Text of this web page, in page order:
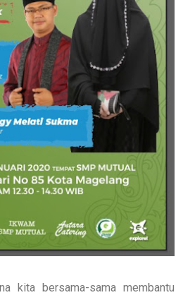
kita bersama-sama membantu